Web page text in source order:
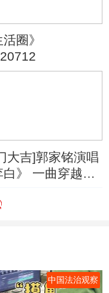
活圈》
大吉]郭家铭演唱
白》 一曲穿越回
中国法治观察